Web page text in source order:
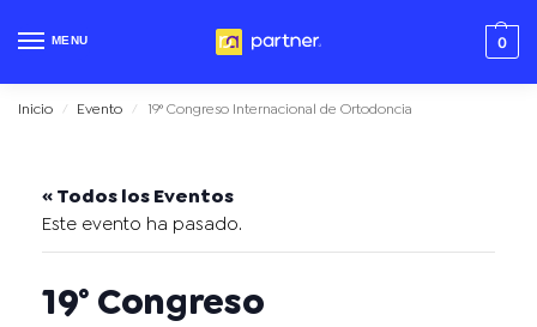
MENU 0
Inicio / Evento / 19° Congreso Internacional de Ortodoncia
« Todos los Eventos
Este evento ha pasado.
19° Congreso